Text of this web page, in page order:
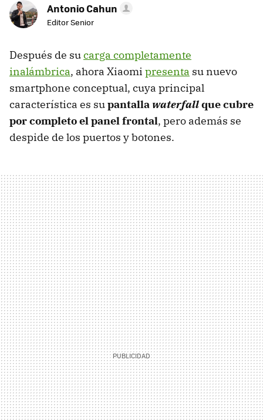
Antonio Cahun
Editor Senior
Después de sucarga completamente
inalámbrica, ahora Xiaomi presenta su nuevo
smartphone conceptual, cuya principal
característica es supantalla waterfallque cubre
por completo el panel frontal, pero además se
despide de los puertos y botones.